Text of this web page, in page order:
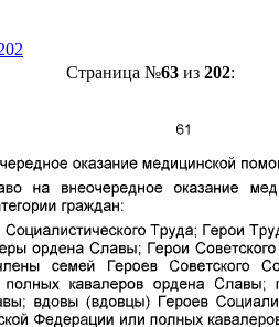
Страница №63из 202: